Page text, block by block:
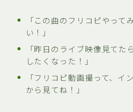
「この曲のフリコピやって
い！」
「昨日のライブ映像見てた
したくなった！」
「フリコピ動画撮って、イ
から見てね！」